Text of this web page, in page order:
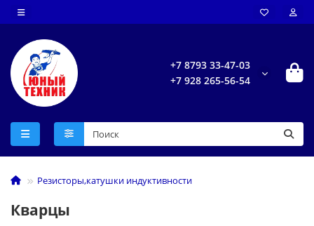
+7 8793 33-47-03
+7 928 265-56-54
Резисторы,катушки индуктивности
Кварцы